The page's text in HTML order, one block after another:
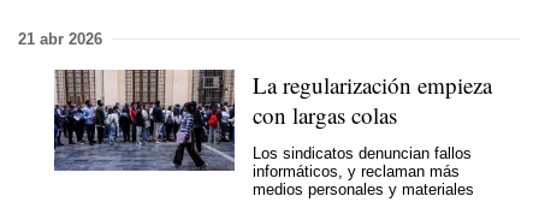
21 abr 2026
La regularización empieza
con largas colas
Los sindicatos denuncian fallos
informáticos, y reclaman más
medios personales y materiales